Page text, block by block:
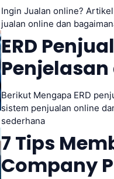
Ingin Jualan online?
jualan online dan
ERD
Berikut Mengapa ERD
sistem penjualan online
sederhana
7 Tips
Company